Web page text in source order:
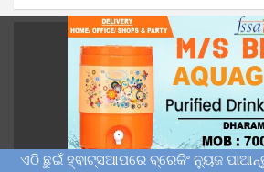
ଏଠି ଛୁଇଁ ହ୍ଵାଟ୍ସଆପରେ ବ୍ରେକିଂ ନ୍ୟୁଜ